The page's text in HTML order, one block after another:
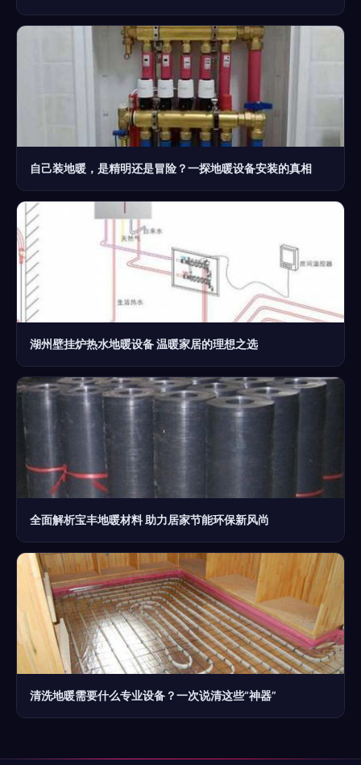
自己装地暖，是精明还是冒险？一探地暖设备安装的真相
湖州壁挂炉热水地暖设备 温暖家居的理想之选
全面解析宝丰地暖材料 助力居家节能环保新风尚
清洗地暖需要什么专业设备？一次说清这些“神器”